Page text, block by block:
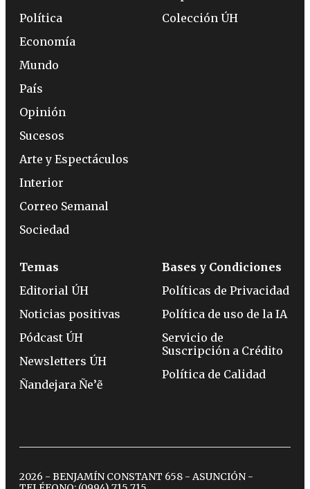
Política
Economía
Mundo
País
Opinión
Sucesos
Arte y Espectáculos
Interior
Correo Semanal
Sociedad
Colección ÚH
Temas
Editorial ÚH
Noticias positivas
Pódcast ÚH
Newsletters ÚH
Ñandejara Ñe’ẽ
Bases y Condiciones
Políticas de Privacidad
Política de uso de la IA
Servicio de
Suscripción a Crédito
Política de Calidad
2026 - BENJAMÍN CONSTANT 658 - ASUNCIÓN -